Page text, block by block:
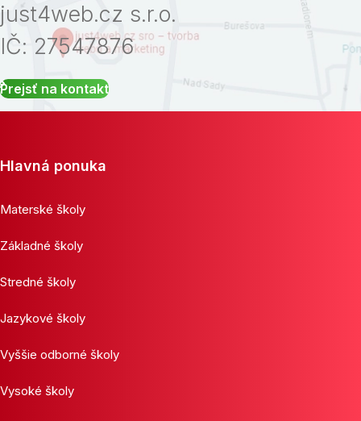
just4web.cz s.r.o.
IČ: 27547876
Prejsť na kontakt
Hlavná ponuka
Materské školy
Základné školy
Stredné školy
Jazykové školy
Vyššie odborné školy
Vysoké školy